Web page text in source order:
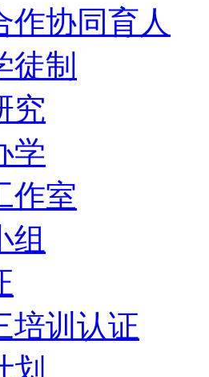
作协同育人
徒制
究
学
作室
组
培训认证
划